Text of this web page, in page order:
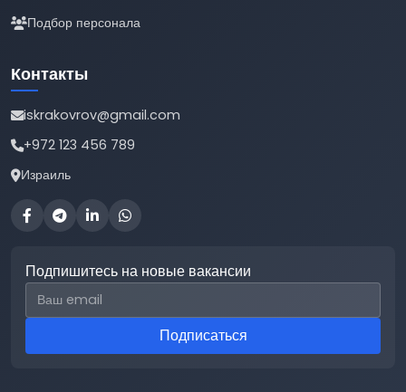
Подбор персонала
Контакты
iskrakovrov@gmail.com
+972 123 456 789
Израиль
Подпишитесь на новые вакансии
Email для подписки
Подписаться